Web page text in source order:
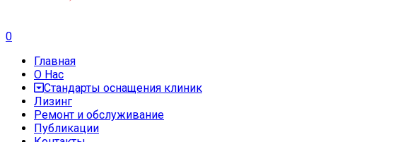
0
Главная
О Нас
Стандарты оснащения клиник
Лизинг
Ремонт и обслуживание
Публикации